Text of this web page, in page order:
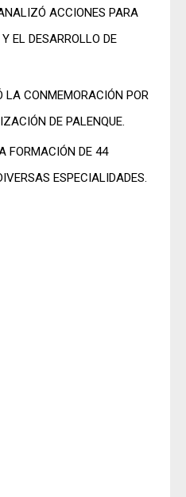
ACCIONES PARA
EL DESARROLLO DE
LA CONMEMORACIÓN POR
DE PALENQUE.
FORMACIÓN DE 44
ESPECIALIDADES.